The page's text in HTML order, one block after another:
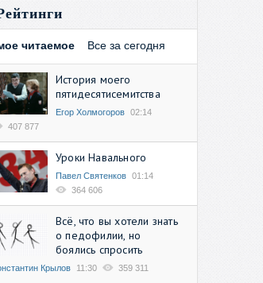
читаемое Все за сегодня
История моего
пятидесятисемитства
Егор Холмогоров 02:14
407 877
Уроки Навального
Павел Святенков 01:14
364 606
Всё, что вы хотели знать
о педофилии, но
боялись спросить
Крылов 11:30 359 311